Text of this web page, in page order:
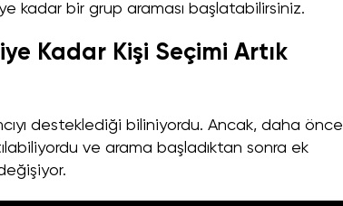
kadar bir grup araması başlatabilirsiniz.
Kadar Kişi Seçimi Artık
desteklediği biliniyordu. Ancak, daha önce
ve arama başladıktan sonra ek